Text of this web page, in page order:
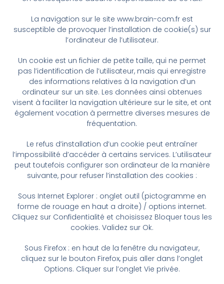
La navigation sur le site www.brain-com.fr est
susceptible de provoquer l’installation de cookie(s) sur
l’ordinateur de l’utilisateur.
Un cookie est un fichier de petite taille, qui ne permet
pas l’identification de l’utilisateur, mais qui enregistre
des informations relatives à la navigation d’un
ordinateur sur un site. Les données ainsi obtenues
visent à faciliter la navigation ultérieure sur le site, et ont
également vocation à permettre diverses mesures de
fréquentation.
Le refus d’installation d’un cookie peut entraîner
l’impossibilité d’accéder à certains services. L’utilisateur
peut toutefois configurer son ordinateur de la manière
suivante, pour refuser l’installation des cookies :
Sous Internet Explorer : onglet outil (pictogramme en
forme de rouage en haut a droite) / options internet.
Cliquez sur Confidentialité et choisissez Bloquer tous les
cookies. Validez sur Ok.
Sous Firefox : en haut de la fenêtre du navigateur,
cliquez sur le bouton Firefox, puis aller dans l’onglet
Options. Cliquer sur l’onglet Vie privée.